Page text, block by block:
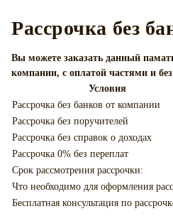
Рассрочка без
Вы можете заказать данный
компании, с оплатой частями и
Условия
Рассрочка без банков от компании
Рассрочка без поручителей
Рассрочка без справок о доходах
Рассрочка 0% без переплат
Срок рассмотрения рассрочки:
Что необходимо для оформления
Бесплатная консультация по